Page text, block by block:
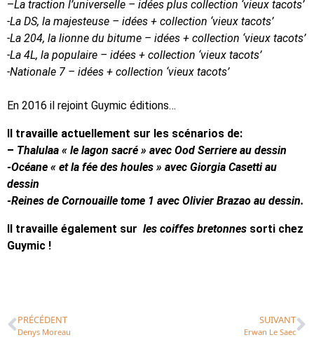
–La traction l’universelle – idées plus collection ‘vieux tacots’
-La DS, la majesteuse – idées + collection ‘vieux tacots’
-La 204, la lionne du bitume – idées + collection ‘vieux tacots’
-La 4L, la populaire – idées + collection ‘vieux tacots’
-Nationale 7 – idées + collection ‘vieux tacots’
En 2016 il rejoint Guymic éditions…
Il travaille actuellement sur les scénarios de:
– Thalulaa « le lagon sacré » avec Ood Serriere au dessin
-Océane « et la fée des houles » avec Giorgia Casetti au
dessin
-Reines de Cornouaille tome 1 avec Olivier Brazao au dessin.
Il travaille également sur les coiffes bretonnes sorti chez
Guymic !
PRÉCÉDENT
Denys Moreau
SUIVANT
Erwan Le Saec